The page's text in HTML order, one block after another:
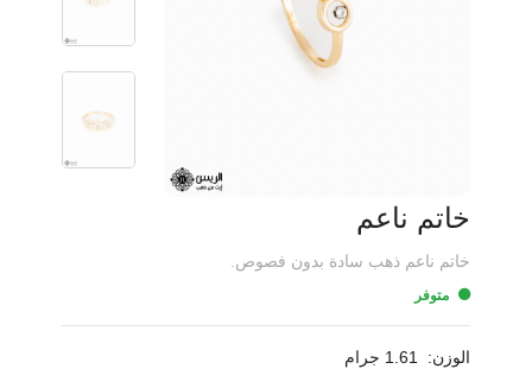
خاتم ناعم
خاتم ناعم ذهب سادة بدون فصوص.
متوفر
الوزن: 1.61 جرام